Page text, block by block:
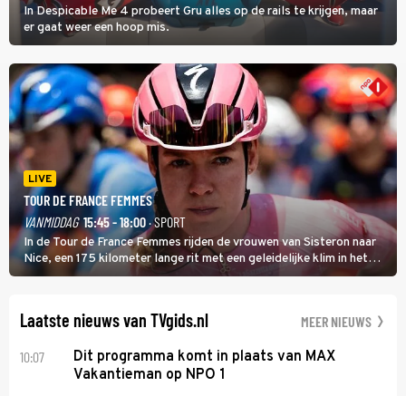
In Despicable Me 4 probeert Gru alles op de rails te krijgen, maar
er gaat weer een hoop mis.
LIVE
TOUR DE FRANCE FEMMES
VANMIDDAG 15:45 - 18:00· SPORT
In de Tour de France Femmes rijden de vrouwen van Sisteron naar
Nice, een 175 kilometer lange rit met een geleidelijke klim in het
midden. Dat is mogelijk niet de zwaarste hindernis, dat is de
Laatste nieuws van TVgids.nl MEER NIEUWS
10:07
Dit programma komt in plaats van MAX
Vakantieman op NPO 1